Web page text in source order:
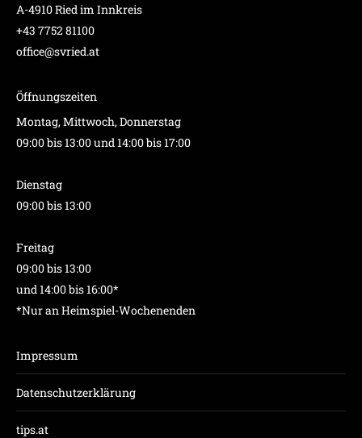
A-4910 Ried im Innkreis
+43 7752 81100
office@svried.at
Öffnungszeiten
Montag, Mittwoch, Donnerstag
09:00 bis 13:00 und 14:00 bis 17:00
Dienstag
09:00 bis 13:00
Freitag
09:00 bis 13:00
und 14:00 bis 16:00*
*Nur an Heimspiel-Wochenenden
Impressum
Datenschutzerklärung
tips.at